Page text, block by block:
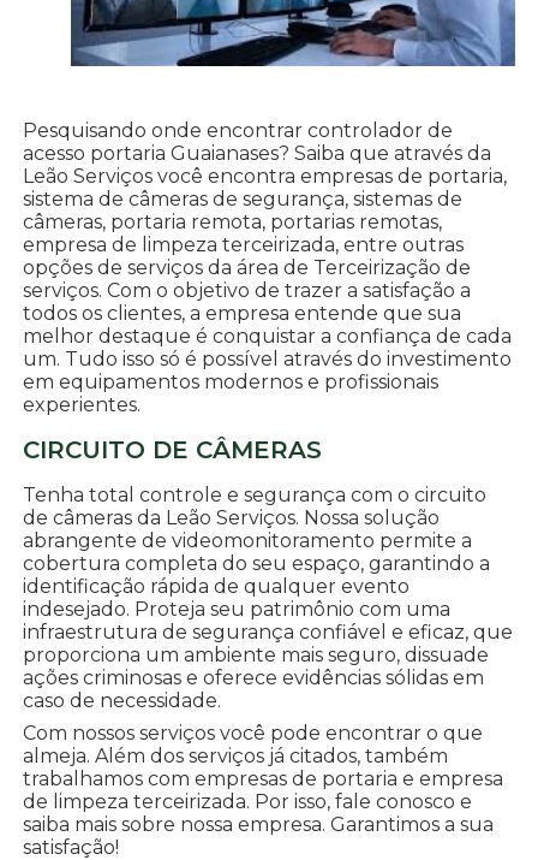
Pesquisando onde encontrar controlador de
acesso portaria Guaianases? Saiba que através da
Leão Serviços você encontra empresas de portaria,
sistema de câmeras de segurança, sistemas de
câmeras, portaria remota, portarias remotas,
empresa de limpeza terceirizada, entre outras
opções de serviços da área de Terceirização de
serviços. Com o objetivo de trazer a satisfação a
todos os clientes, a empresa entende que sua
melhor destaque é conquistar a confiança de cada
um. Tudo isso só é possível através do investimento
em equipamentos modernos e profissionais
experientes.
CIRCUITO DE CÂMERAS
Tenha total controle e segurança com o circuito
de câmeras da Leão Serviços. Nossa solução
abrangente de videomonitoramento permite a
cobertura completa do seu espaço, garantindo a
identificação rápida de qualquer evento
indesejado. Proteja seu patrimônio com uma
infraestrutura de segurança confiável e eficaz, que
proporciona um ambiente mais seguro, dissuade
ações criminosas e oferece evidências sólidas em
caso de necessidade.
Com nossos serviços você pode encontrar o que
almeja. Além dos serviços já citados, também
trabalhamos com empresas de portaria e empresa
de limpeza terceirizada. Por isso, fale conosco e
saiba mais sobre nossa empresa. Garantimos a sua
satisfação!